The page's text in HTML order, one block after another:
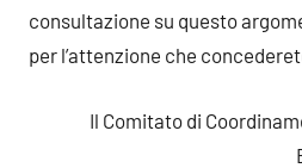
consultazione su questo
per l’attenzione che
Il Comitato di